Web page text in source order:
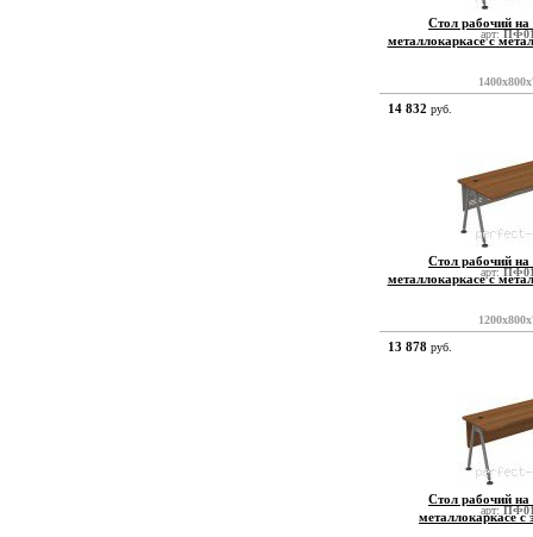
арт:
Стол рабочий
металлокаркасе с
арт:
14 832 руб.
Стол рабочий
металлокаркасе с
арт:
13 878 руб.
Стол рабочий
металлокаркасе